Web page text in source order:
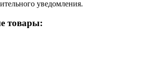
уведомления.
товары: